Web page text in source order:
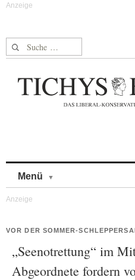
Suche nach:
Menü
VOR DER SOMMER-
„Seenotrettung“ im
Abgeordnete fordern